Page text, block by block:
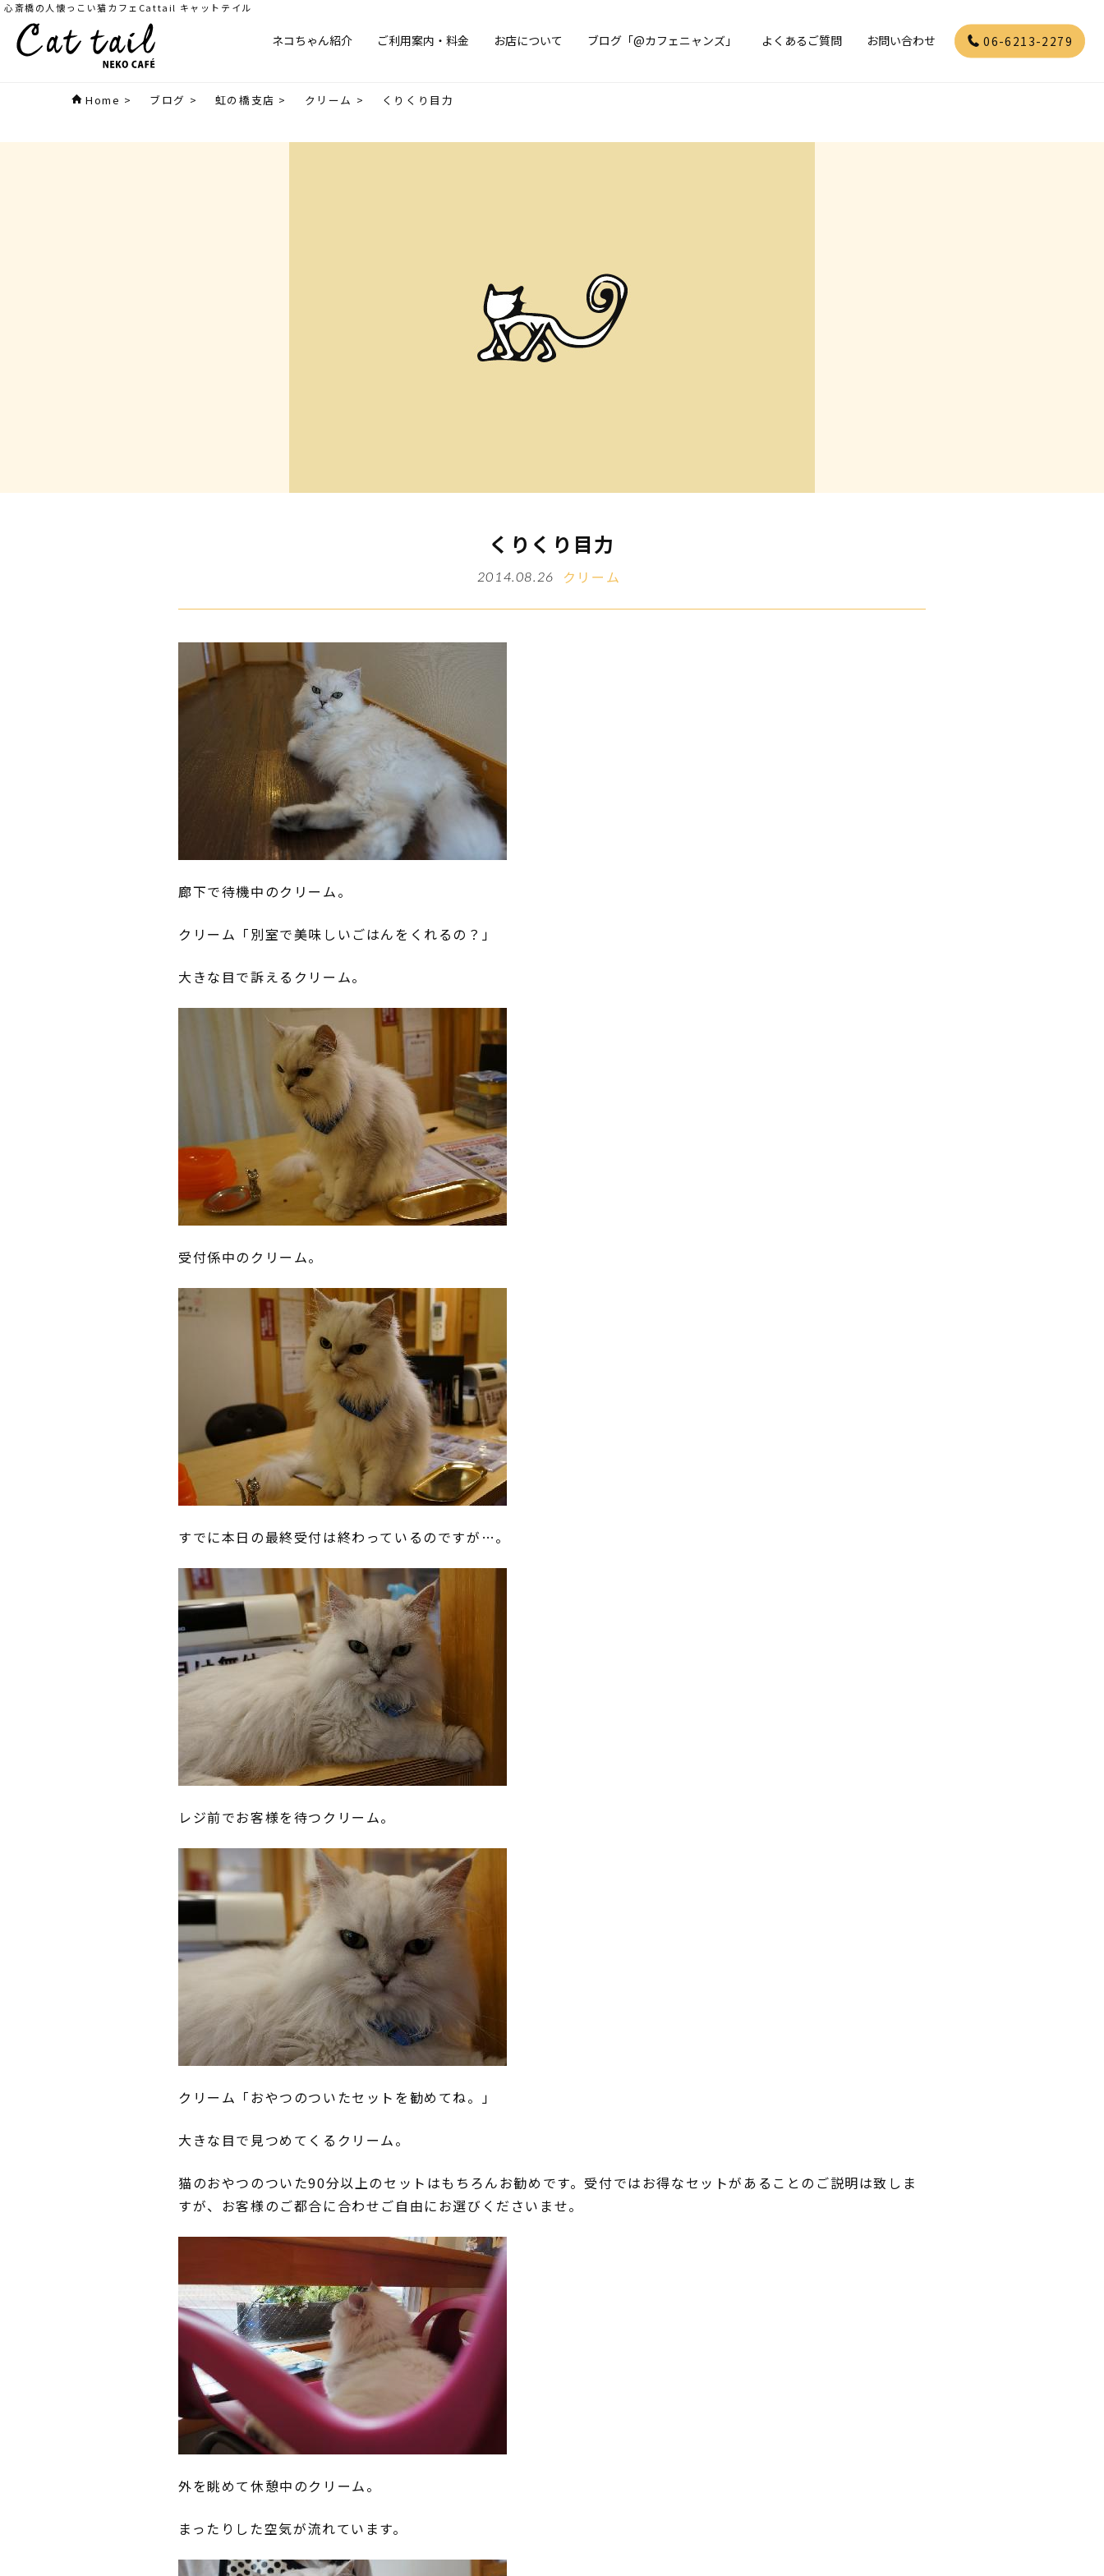
心斎橋の人懐っこい猫カフェCattail キャットテイル
ネコちゃん紹介 ご利用案内・料金 お店について ブログ「@カフェニャンズ」 よくあるご質問 お問い合わせ 06-6213-2279
Home > ブログ > 虹の橋支店 > クリーム > くりくり目力
くりくり目力
2014.08.26 クリーム
廊下で待機中のクリーム。
クリーム「別室で美味しいごはんをくれるの？」
大きな目で訴えるクリーム。
受付係中のクリーム。
すでに本日の最終受付は終わっているのですが…。
レジ前でお客様を待つクリーム。
クリーム「おやつのついたセットを勧めてね。」
大きな目で見つめてくるクリーム。
猫のおやつのついた90分以上のセットはもちろんお勧めです。受付ではお得なセットがあることのご説明は致しま
すが、お客様のご都合に合わせご自由にお選びくださいませ。
外を眺めて休憩中のクリーム。
まったりした空気が流れています。